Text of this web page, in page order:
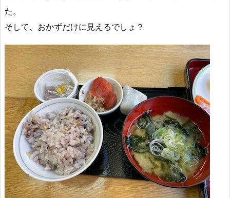
た。
そして、おかずだけに見えるでしょ？